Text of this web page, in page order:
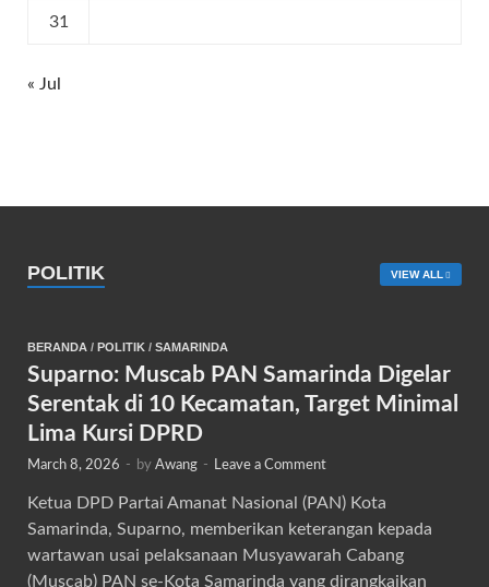
31
« Jul
POLITIK VIEW ALL
BERANDA / POLITIK / SAMARINDA
Suparno: Muscab PAN Samarinda Digelar
Serentak di 10 Kecamatan, Target Minimal
Lima Kursi DPRD
March 8, 2026 - by Awang - Leave a Comment
Ketua DPD Partai Amanat Nasional (PAN) Kota
Samarinda, Suparno, memberikan keterangan kepada
wartawan usai pelaksanaan Musyawarah Cabang
(Muscab) PAN se-Kota Samarinda yang dirangkaikan